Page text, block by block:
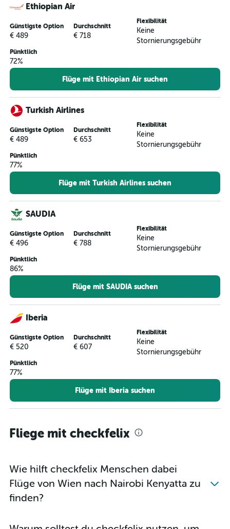
Ethiopian Air
Günstigste Option
€ 489
Durchschnitt
€ 718
Flexibilität
Keine
Stornierungsgebühr
Pünktlich
72%
Flüge mit Ethiopian Air suchen
Turkish Airlines
Günstigste Option
€ 489
Durchschnitt
€ 653
Flexibilität
Keine
Stornierungsgebühr
Pünktlich
77%
Flüge mit Turkish Airlines suchen
SAUDIA
Günstigste Option
€ 496
Durchschnitt
€ 788
Flexibilität
Keine
Stornierungsgebühr
Pünktlich
86%
Flüge mit SAUDIA suchen
Iberia
Günstigste Option
€ 520
Durchschnitt
€ 607
Flexibilität
Keine
Stornierungsgebühr
Pünktlich
77%
Flüge mit Iberia suchen
Fliege mit checkfelix
Wie hilft checkfelix Menschen dabei
Flüge von Wien nach Nairobi Kenyatta zu
finden?